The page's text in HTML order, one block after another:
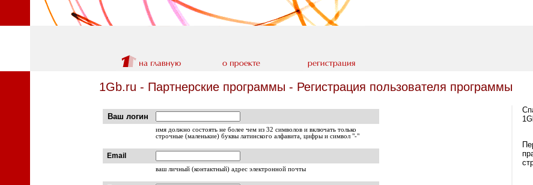
1Gb.ru - Партнерские программы - Регистрация пользователя программы
Ваш логин
имя должно состоять не более чем из 32 символов и включать только
строчные (маленькие) буквы латинского алфавита, цифры и символ "-"
Email
ваш личный (контактный) адрес электронной почты